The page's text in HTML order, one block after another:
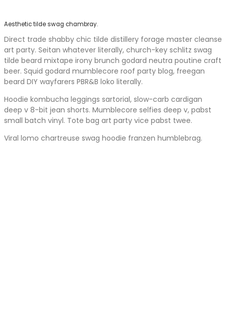
Aesthetic tilde swag chambray.
Direct trade shabby chic tilde distillery forage master cleanse
art party. Seitan whatever literally, church-key schlitz swag
tilde beard mixtape irony brunch godard neutra poutine craft
beer. Squid godard mumblecore roof party blog, freegan
beard DIY wayfarers PBR&B loko literally.
Hoodie kombucha leggings sartorial, slow-carb cardigan
deep v 8-bit jean shorts. Mumblecore selfies deep v, pabst
small batch vinyl. Tote bag art party vice pabst twee.
Viral lomo chartreuse swag hoodie franzen humblebrag.